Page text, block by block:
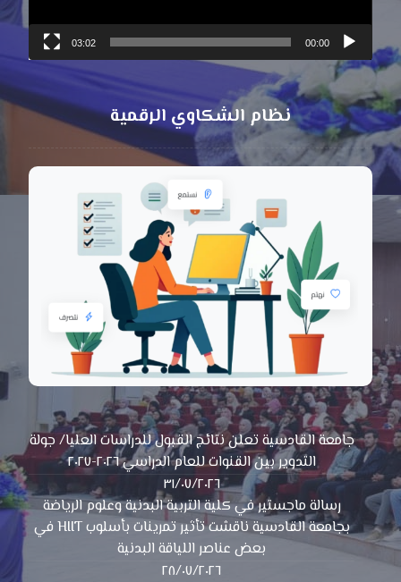
00:00
03:02
نظام الشكاوي الرقمية
جامعة القادسية تعلن نتائج القبول للدراسات العليا/ جولة
التدوير بين القنوات للعام الدراسي ٢٠٢٦-٢٠٢٧
٣١/٠٧/٢٠٢٦
رسالة ماجستير في كلية التربية البدنية وعلوم الرياضة
بجامعة القادسية ناقشت تأثير تمرينات بأسلوب HIIT في
بعض عناصر اللياقة البدنية
٢٨/٠٧/٢٠٢٦